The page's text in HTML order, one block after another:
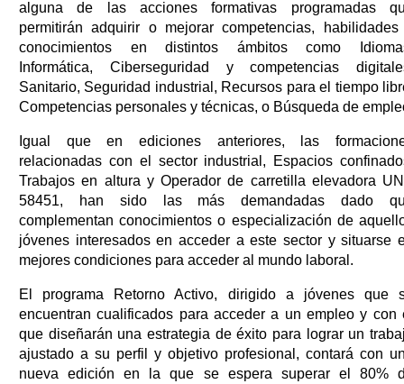
alguna de las acciones formativas programadas
permitirán adquirir o mejorar competencias,
conocimientos en distintos ámbitos como
Informática, Ciberseguridad y competencias
Sanitario, Seguridad industrial, Recursos para el tiempo
Competencias personales y técnicas, o Búsqueda de
Igual que en ediciones anteriores, las
relacionadas con el sector industrial, Espacios
Trabajos en altura y Operador de carretilla elevadora
58451, han sido las más demandadas dado
complementan conocimientos o especialización de
jóvenes interesados en acceder a este sector y situarse
mejores condiciones para acceder al mundo laboral.
El programa Retorno Activo, dirigido a jóvenes que
encuentran cualificados para acceder a un empleo y con
que diseñarán una estrategia de éxito para lograr un
ajustado a su perfil y objetivo profesional, contará con
nueva edición en la que se espera superar el 80%